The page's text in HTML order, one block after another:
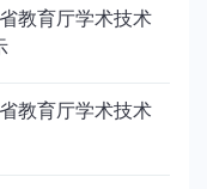
教育厅学术技术
教育厅学术技术